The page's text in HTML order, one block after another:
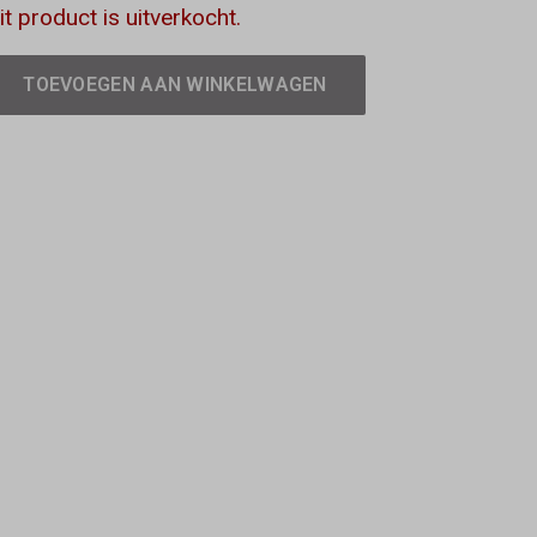
product is uitverkocht.
TOEVOEGEN AAN WINKELWAGEN